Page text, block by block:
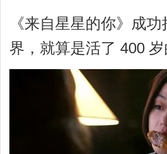
《来自星星的你》成
界，就算是活了 400